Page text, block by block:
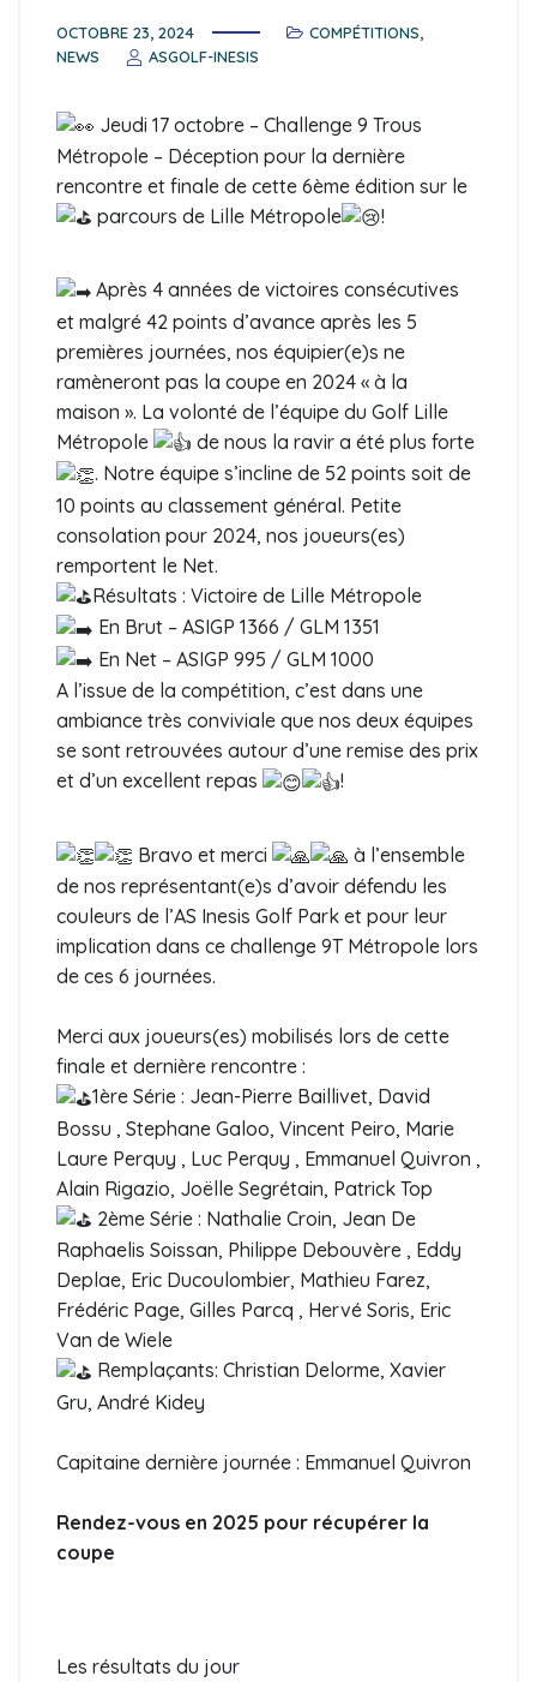
OCTOBRE 23, 2024 COMPÉTITIONS,
NEWS
ASGOLF-INESIS
Jeudi 17 octobre – Challenge 9 Trous
Métropole – Déception pour la dernière
rencontre et finale de cette 6ème édition sur le
parcours de Lille Métropole
!
Après 4 années de victoires consécutives
et malgré 42 points d’avance après les 5
premières journées, nos équipier(e)s ne
ramèneront pas la coupe en 2024 « à la
maison ». La volonté de l’équipe du Golf Lille
Métropole
de nous la ravir a été plus forte
. Notre équipe s’incline de 52 points soit de
10 points au classement général. Petite
consolation pour 2024, nos joueurs(es)
remportent le Net.
Résultats : Victoire de Lille Métropole
En Brut – ASIGP 1366 / GLM 1351
En Net – ASIGP 995 / GLM 1000
A l’issue de la compétition, c’est dans une
ambiance très conviviale que nos deux équipes
se sont retrouvées autour d’une remise des prix
et d’un excellent repas
!
Bravo et merci
à l’ensemble
de nos représentant(e)s d’avoir défendu les
couleurs de l’AS Inesis Golf Park et pour leur
implication dans ce challenge 9T Métropole lors
de ces 6 journées.
Merci aux joueurs(es) mobilisés lors de cette
finale et dernière rencontre :
1ère Série : Jean-Pierre Baillivet, David
Bossu , Stephane Galoo, Vincent Peiro, Marie
Laure Perquy , Luc Perquy , Emmanuel Quivron ,
Alain Rigazio, Joëlle Segrétain, Patrick Top
2ème Série : Nathalie Croin, Jean De
Raphaelis Soissan, Philippe Debouvère , Eddy
Deplae, Eric Ducoulombier, Mathieu Farez,
Frédéric Page, Gilles Parcq , Hervé Soris, Eric
Van de Wiele
Remplaçants: Christian Delorme, Xavier
Gru, André Kidey
Capitaine dernière journée : Emmanuel Quivron
Rendez-vous en 2025 pour récupérer la
coupe
Les résultats du jour